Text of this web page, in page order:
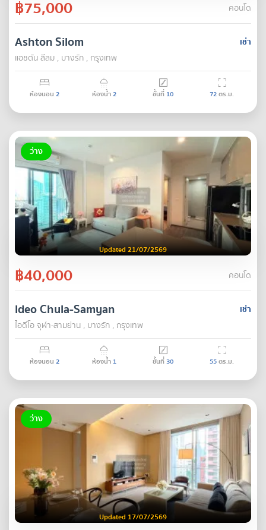
฿75,000 คอนโด
เช่า
Ashton Silom
แอชตัน สีลม , บางรัก , กรุงเทพ
ห้องนอน 2 ห้องน้ำ2 ชั้นที่ 10 72ตร.ม.
ว่าง
Updated 21/07/2569
฿40,000 คอนโด
เช่า
Ideo Chula-Samyan
ไอดีโอ จุฬา-สามย่าน , บางรัก , กรุงเทพ
ห้องนอน 2 ห้องน้ำ 1 ชั้นที่30 55ตร.ม.
ว่าง
Updated 17/07/2569